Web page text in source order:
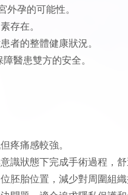
孕的可能性。
存在。
者的整體健康狀況。
醫患雙方的安全。
疼痛感較強。
識狀態下完成手術過程，舒
胚胎位置，減少對周圍組織